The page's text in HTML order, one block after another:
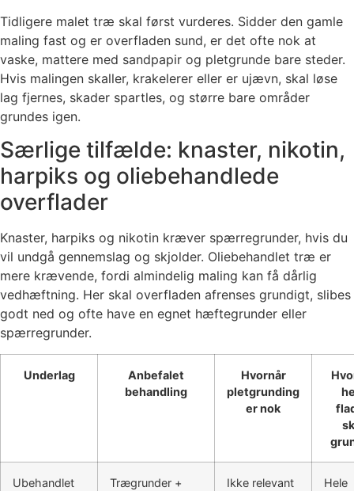
Tidligere malet træ skal først vurderes. Sidder den gamle
maling fast og er overfladen sund, er det ofte nok at
vaske, mattere med sandpapir og pletgrunde bare steder.
Hvis malingen skaller, krakelerer eller er ujævn, skal løse
lag fjernes, skader spartles, og større bare områder
grundes igen.
Særlige tilfælde: knaster, nikotin,
harpiks og oliebehandlede
overflader
Knaster, harpiks og nikotin kræver spærregrunder, hvis du
vil undgå gennemslag og skjolder. Oliebehandlet træ er
mere krævende, fordi almindelig maling kan få dårlig
vedhæftning. Her skal overfladen afrenses grundigt, slibes
godt ned og ofte have en egnet hæftegrunder eller
spærregrunder.
Underlag
Anbefalet
behandling
Hvornår
pletgrunding
er nok
Ubehandlet
Trægrunder +
Ikke relevant
Hele